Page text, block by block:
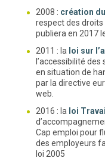
2008 : création
respect des
publiera en 2017
2011 : la loi sur
l’accessibilité
en situation de
par la directive
web.
2016 : la loi Travail
Cap emploi pour
des employeurs
loi 2005